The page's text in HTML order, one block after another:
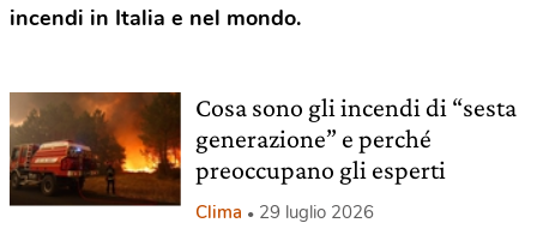
incendi in Italia e nel mondo.
Cosa sono gli incendi di “sesta
generazione” e perché
preoccupano gli esperti
Clima 29 luglio 2026